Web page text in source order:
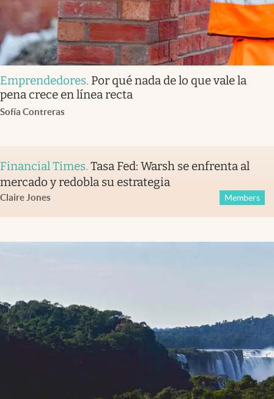
Emprendedores. Por qué nada de lo que vale la
pena crece en línea recta
Sofía Contreras
Financial Times. Tasa Fed: Warsh se enfrenta al
mercado y redobla su estrategia
Claire Jones Members